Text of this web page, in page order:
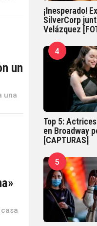
un
una
¡Inesperado!
SilverCorp
Velázquez
4
Top 5:
en Broadway
[CAPTURAS]
5